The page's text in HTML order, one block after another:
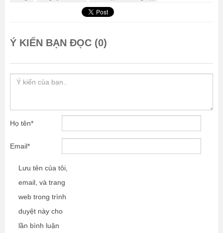
Ý KIẾN BẠN ĐỌC (0)
Họ tên*
Email*
Lưu tên của tôi,
email, và trang
web trong trình
duyệt này cho
lần bình luận